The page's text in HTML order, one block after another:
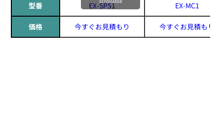
型番 EX-SP51 EX-MC1
価格 今すぐお見積もり 今すぐお見積もり